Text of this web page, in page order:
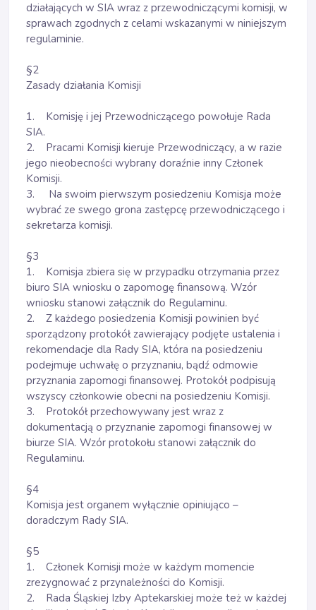
działających w SIA wraz z przewodniczącymi komisji, w
sprawach zgodnych z celami wskazanymi w niniejszym
regulaminie.
§2
Zasady działania Komisji
1. Komisję i jej Przewodniczącego powołuje Rada
SIA.
2. Pracami Komisji kieruje Przewodniczący, a w razie
jego nieobecności wybrany doraźnie inny Członek
Komisji.
3. Na swoim pierwszym posiedzeniu Komisja może
wybrać ze swego grona zastępcę przewodniczącego i
sekretarza komisji.
§3
1. Komisja zbiera się w przypadku otrzymania przez
biuro SIA wniosku o zapomogę finansową. Wzór
wniosku stanowi załącznik do Regulaminu.
2. Z każdego posiedzenia Komisji powinien być
sporządzony protokół zawierający podjęte ustalenia i
rekomendacje dla Rady SIA, która na posiedzeniu
podejmuje uchwałę o przyznaniu, bądź odmowie
przyznania zapomogi finansowej. Protokół podpisują
wszyscy członkowie obecni na posiedzeniu Komisji.
3. Protokół przechowywany jest wraz z
dokumentacją o przyznanie zapomogi finansowej w
biurze SIA. Wzór protokołu stanowi załącznik do
Regulaminu.
§4
Komisja jest organem wyłącznie opiniująco –
doradczym Rady SIA.
§5
1. Członek Komisji może w każdym momencie
zrezygnować z przynależności do Komisji.
2. Rada Śląskiej Izby Aptekarskiej może też w każdej